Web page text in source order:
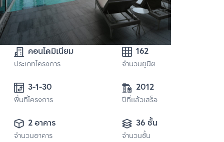
คอนโดมิเนียม
ประเภทโครงการ
162
จำนวนยูนิต
3-1-30
พื้นที่โครงการ
2012
ปีที่แล้วเสร็จ
2 อาคาร
จำนวนอาคาร
36 ชั้น
จำนวนชั้น